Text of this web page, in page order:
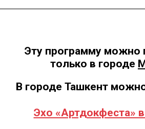
Эту программу можно
только в городе
В городе Ташкент
Эхо «Артдокфеста»